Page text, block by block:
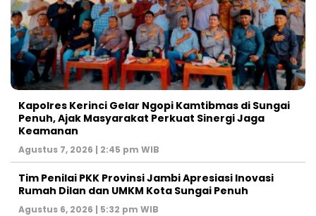
Kapolres Kerinci Gelar Ngopi Kamtibmas di Sungai
Penuh, Ajak Masyarakat Perkuat Sinergi Jaga
Keamanan
Agustus 7, 2026 | 2:45 pm WIB
Tim Penilai PKK Provinsi Jambi Apresiasi Inovasi
Rumah Dilan dan UMKM Kota Sungai Penuh
Agustus 6, 2026 | 5:32 pm WIB